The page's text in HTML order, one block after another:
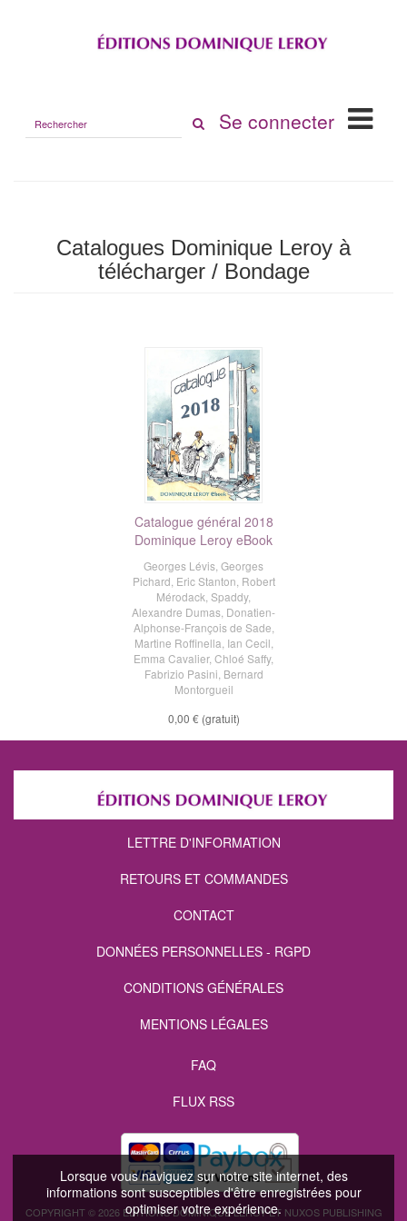
Lorsque vous naviguez sur notre site internet, des
informations sont susceptibles d'être enregistrées pour
optimiser votre expérience.
le
Se connecter
Catalogues Dominique Leroy à
télécharger / Bondage
Catalogue général 2018
Dominique Leroy eBook
Georges Lévis Georges
Pichard Eric Stanton Robert
Mérodack Spaddy,
Alexandre Dumas Donatien-
Alphonse-François de Sade
Martine Roffinella Ian Cecil
Emma Cavalier, Chloé Saffy,
Fabrizio Pasini Bernard
Montorgueil
0,00 € (gratuit)
LETTRE D'INFORMATION
RETOURS ET COMMANDES
CONTACT
DONNÉES PERSONNELLES - RGPD
CONDITIONS GÉNÉRALES
MENTIONS LÉGALES
FAQ
FLUX RSS
COPYRIGHT © 2026 EDITIONS DOMINIQUE LEROY ET NUXOS PUBLISHING